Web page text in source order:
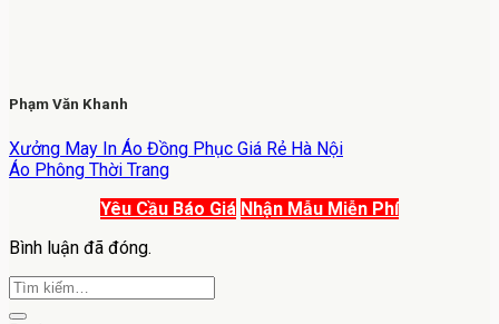
Phạm Văn Khanh
Xưởng May In Áo Đồng Phục Giá Rẻ Hà Nội
Áo Phông Thời Trang
Yêu Cầu Báo Giá Nhận Mẫu Miễn Phí
Bình luận đã đóng.